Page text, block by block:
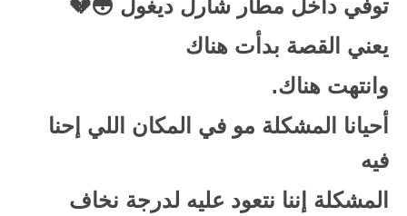
توفي داخل مطار شارل ديغول 😳💔
يعني القصة بدأت هناك
وانتهت هناك.
أحيانا المشكلة مو في المكان اللي إحنا
فيه
المشكلة إننا نتعود عليه لدرجة نخاف